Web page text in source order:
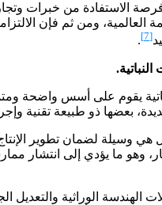
الاستفادة من خبرات
العالمية، ومن ثم فإن
[7]
.
يقوم على أسس واضحة
بعضها ذو طبيعة تقنية
هي وسيلة لضمان تطوير
وهو ما يؤدي إلى
الهندسة الوراثية